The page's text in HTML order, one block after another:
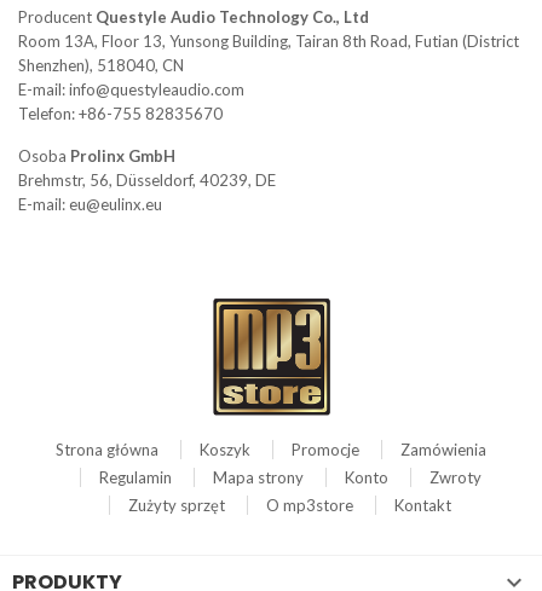
Producent Questyle Audio Technology Co., Ltd
Room 13A, Floor 13, Yunsong Building, Tairan 8th Road, Futian (District
Shenzhen), 518040, CN
E-mail: info@questyleaudio.com
Telefon: +86-755 82835670
Osoba Prolinx GmbH
Brehmstr, 56, Düsseldorf, 40239, DE
E-mail: eu@eulinx.eu
Strona główna Koszyk Promocje
Zamówienia
Regulamin
Mapa strony Konto
Zwroty
Zużyty sprzęt
O mp3store Kontakt
PRODUKTY 